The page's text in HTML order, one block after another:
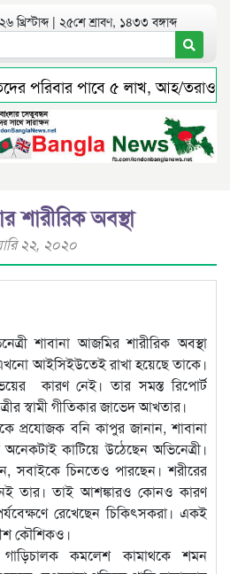
| ২৫শে শ্রাবণ, ১৪৩৩ বঙ্গাব্দ
পরিবার পাবে ৫ লাখ, আহ/তরাও
শারীরিক অবস্থা
২২, ২০২০
শাবানা আজমির শারীরিক অবস্থা
আইসিইউতেই রাখা হয়েছে তাকে।
কারণ নেই। তার সমস্ত রিপোর্ট
স্বামী গীতিকার জাভেদ আখতার।
প্রযোজক বনি কাপুর জানান, শাবানা
কাটিয়ে উঠেছেন অভিনেত্রী।
সবাইকে চিনতেও পারছেন। শরীরের
তার। তাই আশঙ্কারও কোনও কারণ
রেখেছেন চিকিৎসকরা। একই
কৌশিকও।
কমলেশ কামাথকে শমন